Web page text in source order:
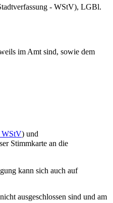
- WStV), LGBl.
im Amt sind, sowie dem
WStV) und
Stimmkarte an die
kann sich auch auf
ausgeschlossen sind und am